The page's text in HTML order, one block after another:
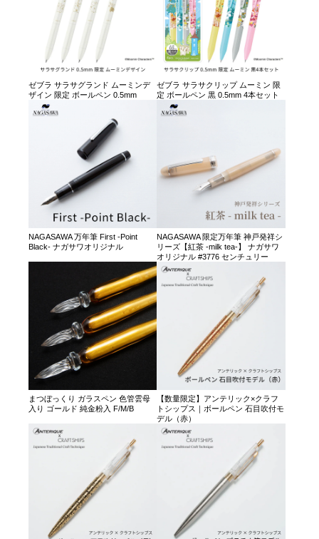
ゼブラ サラサグランド ムーミンデ
ザイン 限定 ボールペン 0.5mm
ゼブラ サラサクリップ ムーミン 限
定 ボールペン 黒 0.5mm 4本セット
NAGASAWA 万年筆 First -Point
Black- ナガサワオリジナル
NAGASAWA 限定万年筆 神戸発祥シ
リーズ【紅茶 -milk tea-】 ナガサワ
オリジナル #3776 センチュリー
まつぼっくり ガラスペン 色管雲母
入り ゴールド 純金粉入 F/M/B
【数量限定】アンテリック×クラフ
トシップス｜ボールペン 石目吹付モ
デル（赤）